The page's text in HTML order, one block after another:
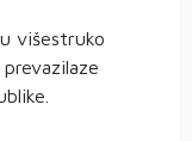
višestruko